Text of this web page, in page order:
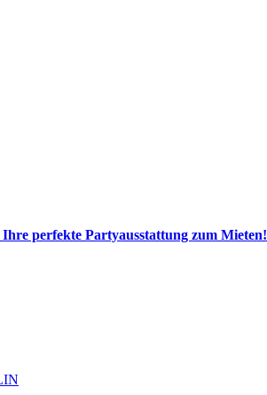
perfekte Partyausstattung zum Mieten!